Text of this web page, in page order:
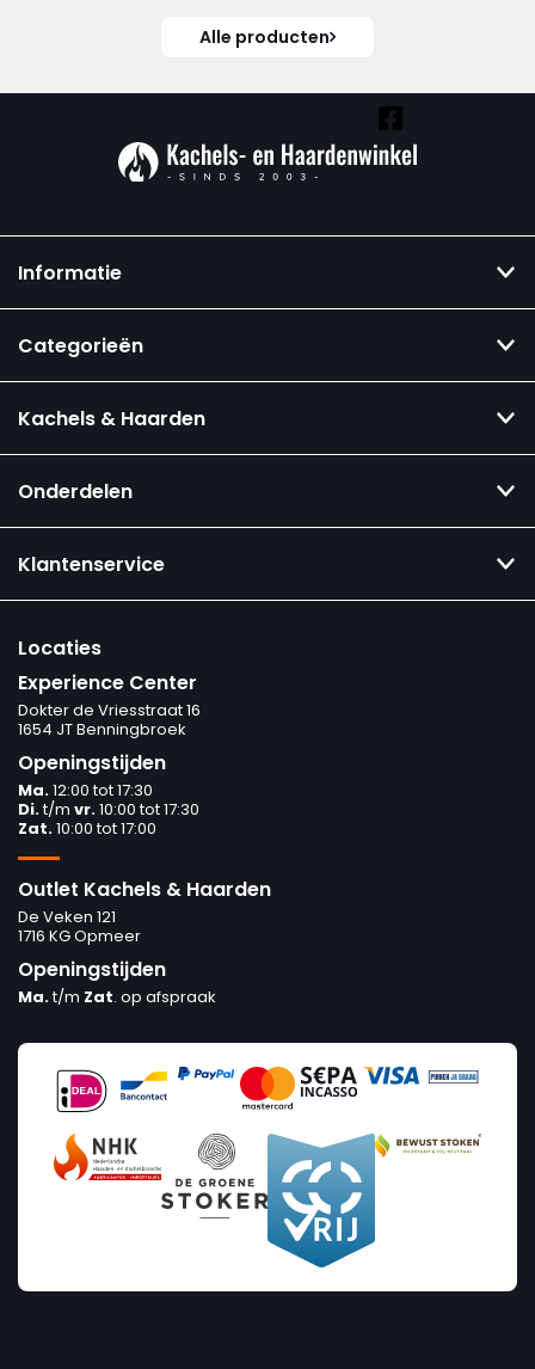
Alle producten
Informatie
Categorieën
Kachels & Haarden
Onderdelen
Klantenservice
Locaties
Experience Center
Dokter de Vriesstraat 16
1654 JT Benningbroek
Openingstijden
Ma.12:00 tot 17:30
Di.t/m vr.10:00 tot 17:30
Zat.10:00 tot 17:00
Outlet Kachels & Haarden
De Veken 121
1716 KG Opmeer
Openingstijden
Ma.t/m Zat. op afspraak